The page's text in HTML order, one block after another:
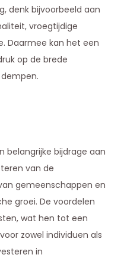
denk bijvoorbeeld aan
vroegtijdige
Daarmee kan het een
op de brede
belangrijke bijdrage aan
van de
gemeenschappen en
groei. De voordelen
wat hen tot een
zowel individuen als
in